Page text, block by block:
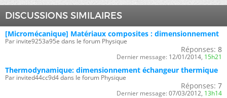
DISCUSSIONS SIMILAIRES
[Micromécanique] Matériaux composites : dimensionnement
Par invite9253a95e dans le forum Physique
Réponses: 8
Dernier message: 12/01/2014, 15h21
Thermodynamique: dimensionnement échangeur thermique
Par invited44cc9d4 dans le forum Physique
Réponses: 7
Dernier message: 07/03/2012, 13h14